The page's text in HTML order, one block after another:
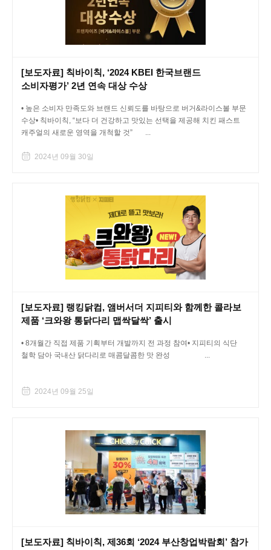
[보도자료] 칙바이칙, ‘2024 KBEI 한국브랜드
소비자평가’ 2년 연속 대상 수상
• 높은 소비자 만족도와 브랜드 신뢰도를 바탕으로 버거&라이스볼 부문
수상• 칙바이칙, “보다 더 건강하고 맛있는 선택을 제공해 치킨 패스트
캐주얼의 새로운 영역을 개척할 것” ...
2024년 09월 30일
[보도자료] 랭킹닭컴, 앰버서더 지피티와 함께한 콜라보
제품 ‘크와왕 통닭다리 맵싹달싹’ 출시
• 8개월간 직접 제품 기획부터 개발까지 전 과정 참여• 지피티의 식단
철학 담아 국내산 닭다리로 매콤달콤한 맛 완성 ...
2024년 09월 25일
[보도자료] 칙바이칙, 제36회 ‘2024 부산창업박람회’ 참가